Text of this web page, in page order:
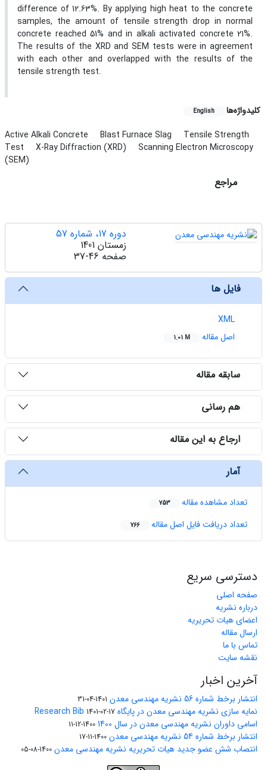
difference of 12.63%. By applying high heat to the concrete
samples, the amount of tensile strength drop in normal
concrete reached 51% and in alkali activated concrete 21%.
The results of the XRD and SEM tests were in agreement
with each other and overlapped with the results of the
tensile strength test.
کلیدواژه‌ها English
Active Alkali Concrete Blast Furnace Slag
Tensile Strength
Test
X-Ray Diffraction (XRD)
Scanning Electron Microscopy
(SEM)
مراجع
دوره 17، شماره 57
زمستان 1401
صفحه 37-46
فایل ها
XML
اصل مقاله
1.01 M
سابقه مقاله
هم رسانی
ارجاع به این مقاله
آمار
تعداد مشاهده مقاله 753
تعداد دریافت فایل اصل مقاله 766
دسترسی سریع
صفحه اصلی
درباره نشریه
اعضای هیات تحریریه
ارسال مقاله
تماس با ما
نقشه سایت
آخرین اخبار
انتشار برخط شماره 56 نشریه مهندسی معدن 1401-04-31
نمایه سازی نشریه مهندسی معدن در پایگاه Research Bib 1401-02-17
اسامی داوران نشریه مهندسی معدن در سال 1400 1400-12-11
انتشار برخط شماره 54 نشریه مهندسی معدن 1400-11-17
انتصاب شش عضو جدید هیات تحریریه نشریه مهندسی معدن 1400-08-05